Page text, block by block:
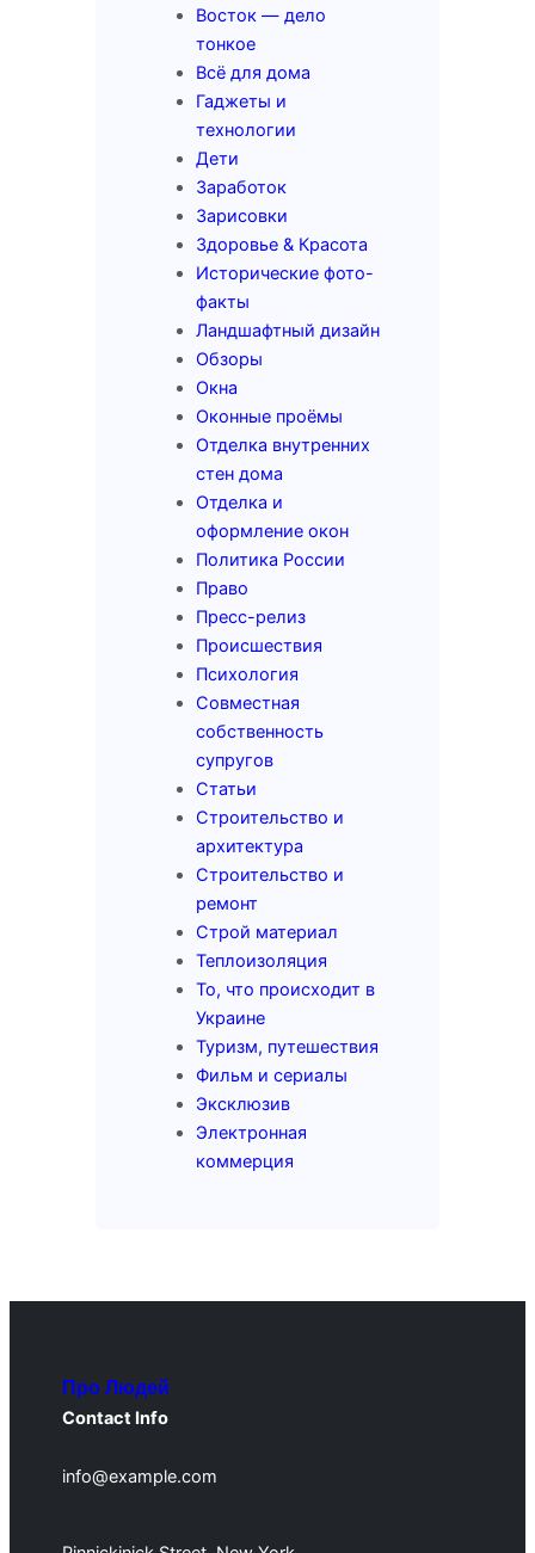
Восток — дело
тонкое
Всё для дома
Гаджеты и
технологии
Дети
Заработок
Зарисовки
Здоровье & Красота
Исторические фото-
факты
Ландшафтный дизайн
Обзоры
Окна
Оконные проёмы
Отделка внутренних
стен дома
Отделка и
оформление окон
Политика России
Право
Пресс-релиз
Происшествия
Психология
Совместная
собственность
супругов
Статьи
Строительство и
архитектура
Строительство и
ремонт
Строй материал
Теплоизоляция
То, что происходит в
Украине
Туризм, путешествия
Фильм и сериалы
Эксклюзив
Электронная
коммерция
Про Людей
Contact Info
info@example.com